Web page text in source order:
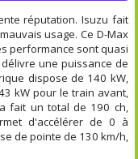
réputation. Isuzu fait
usage. Ce D-Max
performance sont quasi
une puissance de
dispose de 140 kW,
kW pour le train avant,
fait un total de 190 ch,
d'accélérer de 0 à
de pointe de 130 km/h,